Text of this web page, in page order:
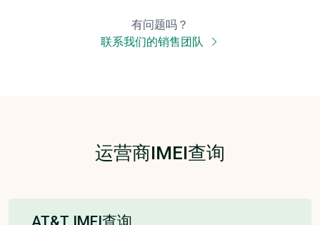
有问题吗？
联系我们的销售团队
运营商IMEI查询
AT&T IMEI查询